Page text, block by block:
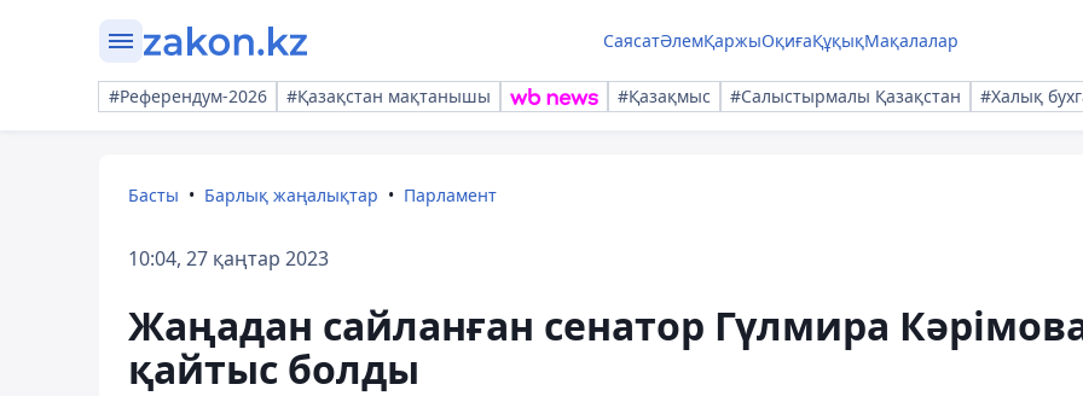
СаясатӘлемҚаржыОқиғаҚұқықМақалалар
#Референдум-2026 #Қазақстан мақтанышы #Қазақмыс #Салыстырмалы Қазақстан #Халық
Басты Барлық жаңалықтар Парламент
10:04, 27 қаңтар 2023
Жаңадан сайланған сенатор Гүлмира
қайтыс болды